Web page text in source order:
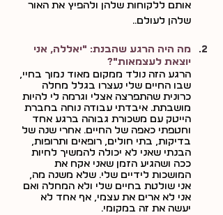
אותם ללקוחות שלהן ולהפיץ את האור
שלהן לעולם.…
מה היה הרגע שהבנת: ״יאללה, אני
יוצאת לעצמאות״?
הרגע הזה נולד ממקום מאוד נמוך בחיי,
שבו החיים שלי נעצרו בגלל מחלה
כרונית שהתפרצה אצלי וגרמה לי להיות
מושבתת. איבדתי עבודה נוחה בחברת
הייטק עם משכורת גבוהה ברגע אחד
וחטפתי כאפה של החיים. אחרי שנה של
בדיקות, בתי חולים, רופאים ותרופות,
הבנתי שאני לא יכולה להמשיך לחיות
ככה ושהגיע הזמן שאני אקח את
המושכות לידיים שלי. שלא משנה מה,
אני שולטת בחיים שלי ולא המחלה ואם
אני לא ארים את עצמי, אף אחד לא
יעשה את זה במקומי.